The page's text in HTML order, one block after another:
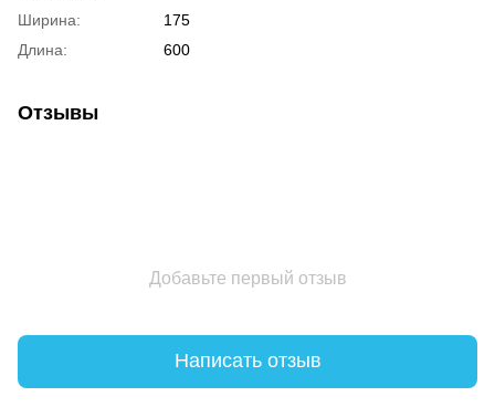
Ширина:
175
Длина:
600
Отзывы
Добавьте первый отзыв
Написать отзыв